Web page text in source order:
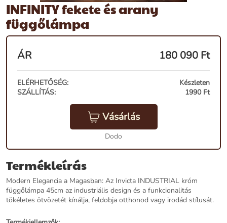
INFINITY fekete és arany
függőlámpa
ÁR 180 090 Ft
ELÉRHETŐSÉG:
Készleten
SZÁLLÍTÁS:
1990 Ft
Vásárlás
Dodo
Termékleírás
Modern Elegancia a Magasban: Az Invicta INDUSTRIAL króm
függőlámpa 45cm az industriális design és a funkcionalitás
tökéletes ötvözetét kínálja, feldobja otthonod vagy irodád stílusát.